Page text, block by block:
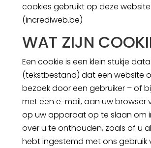
cookies gebruikt op deze website
(incrediweb.be)
WAT ZIJN
Een cookie is een klein stukje data
(tekstbestand) dat een website
bezoek door een gebruiker – of
met een e-mail, aan uw browser
op uw apparaat op te slaan om
over u te onthouden, zoals of u
hebt ingestemd met ons gebruik